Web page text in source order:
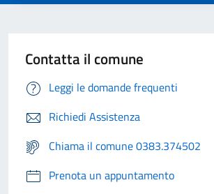
Contatta il comune
Leggi le domande frequenti
Richiedi Assistenza
Chiama il comune 0383.374502
Prenota un appuntamento